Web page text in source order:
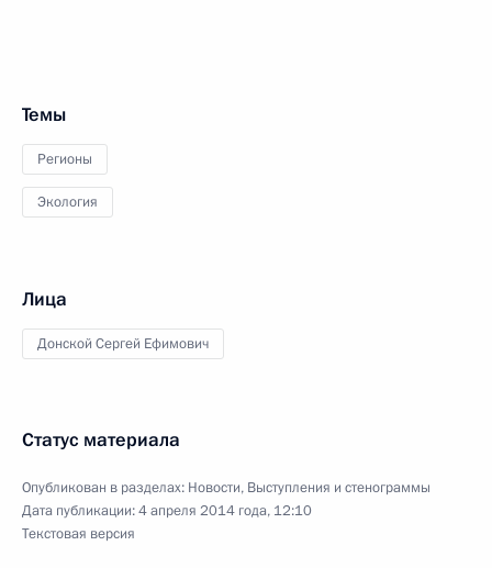
Темы
Регионы
Экология
Лица
Донской Сергей Ефимович
Статус материала
Опубликован в разделах: Новости, Выступления и стенограммы
Дата публикации:4 апреля 2014 года, 12:10
Текстовая версия